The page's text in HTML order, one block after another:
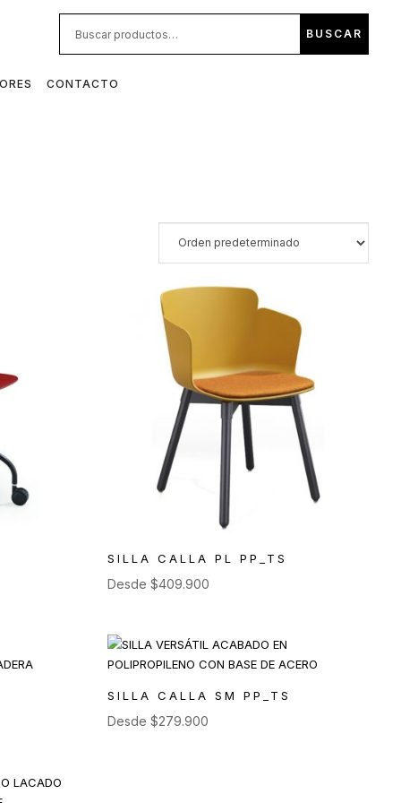
BUSCAR
CONTACTO
SILLA CALLA PL PP_TS
Desde $409.900
SILLA CALLA SM PP_TS
Desde $279.900